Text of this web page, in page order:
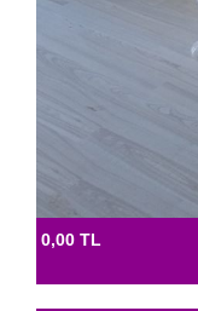
0,00 TL